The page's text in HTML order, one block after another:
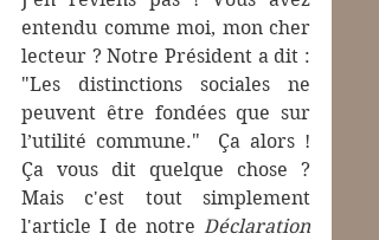
entendu comme moi, mon cher
lecteur ? Notre Président a dit :
"Les distinctions sociales ne
peuvent être fondées que sur
l’utilité commune."  Ça alors !
Ça vous dit quelque chose ?
Mais c'est tout simplement
l'article I de notre Déclaration